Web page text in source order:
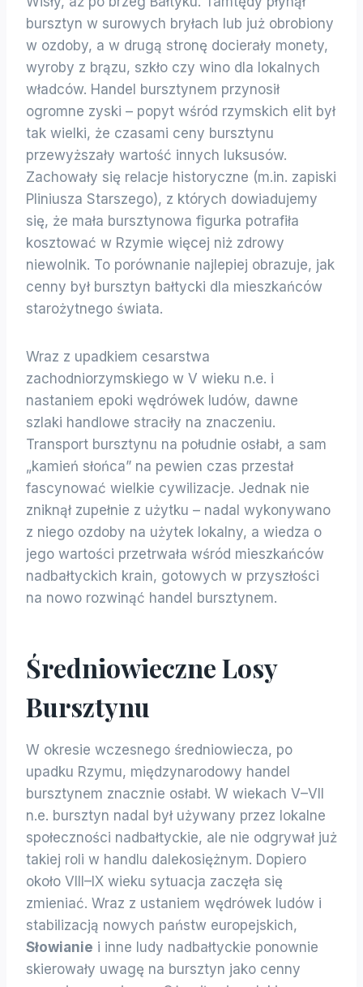
bursztyn w surowych bryłach lub już obrobiony
w ozdoby, a w drugą stronę docierały monety,
wyroby z brązu, szkło czy wino dla lokalnych
władców. Handel bursztynem przynosił
ogromne zyski – popyt wśród rzymskich elit był
tak wielki, że czasami ceny bursztynu
przewyższały wartość innych luksusów.
Zachowały się relacje historyczne (m.in. zapiski
Pliniusza Starszego), z których dowiadujemy
się, że mała bursztynowa figurka potrafiła
kosztować w Rzymie więcej niż zdrowy
niewolnik. To porównanie najlepiej obrazuje, jak
cenny był bursztyn bałtycki dla mieszkańców
starożytnego świata.
Wraz z upadkiem cesarstwa
zachodniorzymskiego w V wieku n.e. i
nastaniem epoki wędrówek ludów, dawne
szlaki handlowe straciły na znaczeniu.
Transport bursztynu na południe osłabł, a sam
„kamień słońca” na pewien czas przestał
fascynować wielkie cywilizacje. Jednak nie
zniknął zupełnie z użytku – nadal wykonywano
z niego ozdoby na użytek lokalny, a wiedza o
jego wartości przetrwała wśród mieszkańców
nadbałtyckich krain, gotowych w przyszłości
na nowo rozwinąć handel bursztynem.
Średniowieczne Losy
Bursztynu
W okresie wczesnego średniowiecza, po
upadku Rzymu, międzynarodowy handel
bursztynem znacznie osłabł. W wiekach V–VII
n.e. bursztyn nadal był używany przez lokalne
społeczności nadbałtyckie, ale nie odgrywał już
takiej roli w handlu dalekosiężnym. Dopiero
około VIII–IX wieku sytuacja zaczęła się
zmieniać. Wraz z ustaniem wędrówek ludów i
stabilizacją nowych państw europejskich,
Słowianie i inne ludy nadbałtyckie ponownie
skierowały uwagę na bursztyn jako cenny